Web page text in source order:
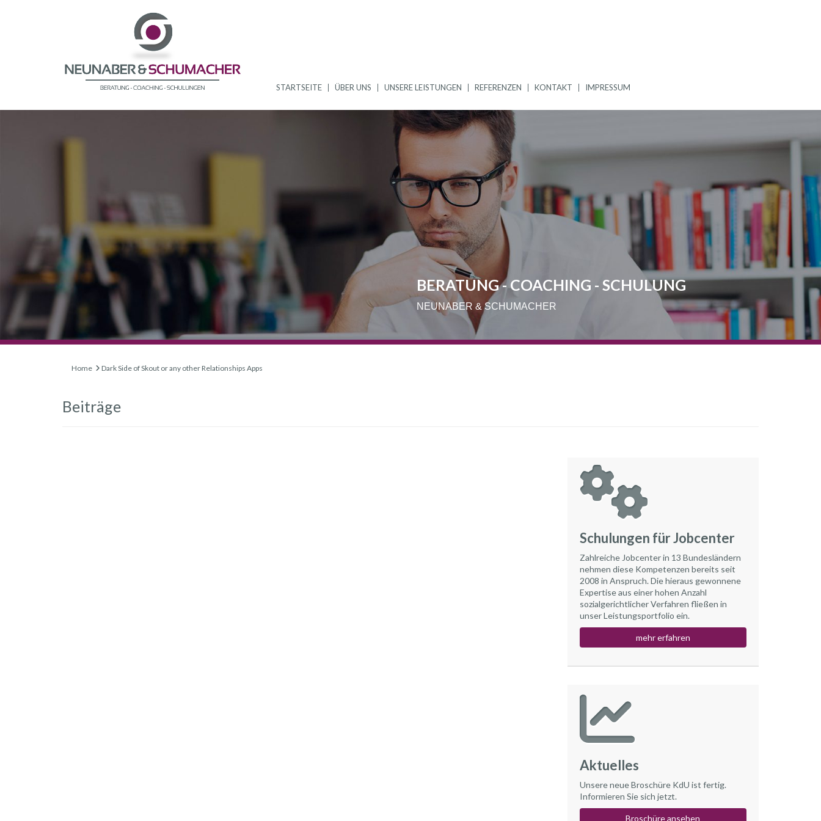
STARTSEITE ÜBER UNS UNSERE LEISTUNGEN REFERENZEN KONTAKT IMPRESSUM
BERATUNG - COACHING - SCHULUNG
NEUNABER & SCHUMACHER
Home Dark Side of Skout or any other Relationships Apps
Beiträge
Schulungen für Jobcenter
Zahlreiche Jobcenter in 13 Bundesländern
nehmen diese Kompetenzen bereits seit
2008 in Anspruch. Die hieraus gewonnene
Expertise aus einer hohen Anzahl
sozialgerichtlicher Verfahren fließen in
unser Leistungsportfolio ein.
mehr erfahren
Aktuelles
Unsere neue Broschüre KdU ist fertig.
Informieren Sie sich jetzt.
Broschüre ansehen